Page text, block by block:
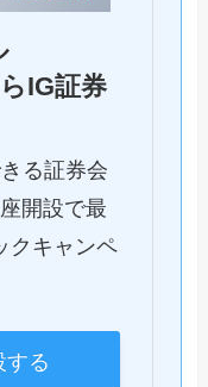
IG証券
る証券会
開設で最
クキャンペ
する